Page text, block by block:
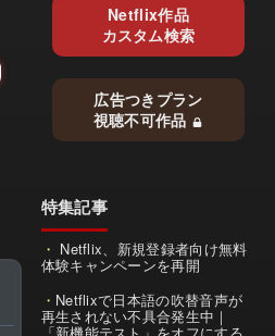
Netflix作品
カスタム検索
広告つきプラン
視聴不可作品
特集記事
Netflix、新規登録者向け無料
体験キャンペーンを再開
Netflixで日本語の吹替音声が
再生されない不具合発生中｜
「新機能テスト」をオフにする